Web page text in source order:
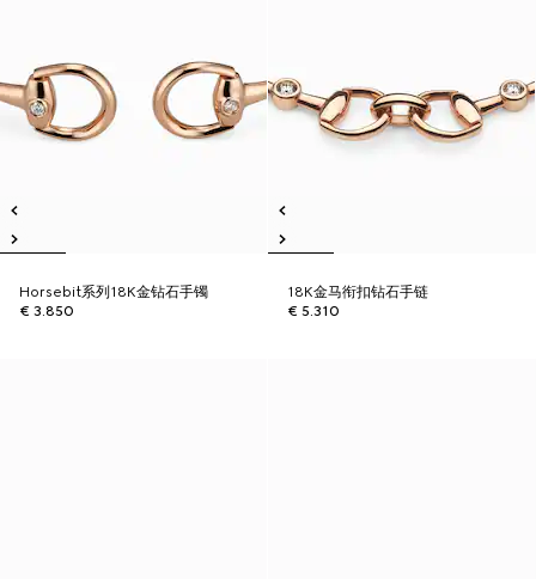
Horsebit系列18K金钻石手镯
€ 3.850
18K金马衔扣钻石手链
€ 5.310